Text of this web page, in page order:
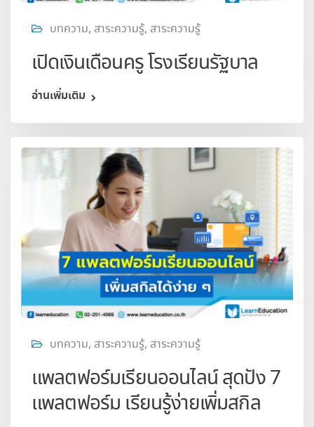
บทความ, สาระความรู้, สาระความรู้
เปิดเงินเดือนครู โรงเรียนรัฐบาล
อ่านเพิ่มเติม
บทความ, สาระความรู้, สาระความรู้
แพลตฟอร์มเรียนออนไลน์ สุดปัง 7
แพลตฟอร์ม เรียนรู้ง่ายเพิ่มสกิล